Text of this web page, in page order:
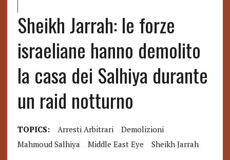
Sheikh Jarrah: le forze
israeliane hanno demolito
la casa dei Salhiya durante
un raid notturno
TOPICS: Arresti Arbitrari
Demolizioni
Mahmoud Salhiya
Middle East Eye Sheikh Jarrah